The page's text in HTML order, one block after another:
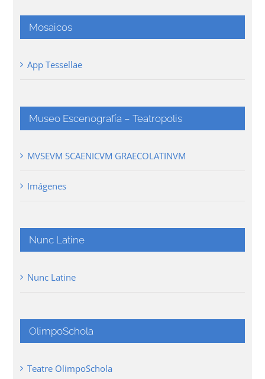
Mosaicos
App Tessellae
Museo Escenografía – Teatropolis
MVSEVM SCAENICVM GRAECOLATINVM
Imágenes
Nunc Latine
Nunc Latine
OlimpoSchola
Teatre OlimpoSchola